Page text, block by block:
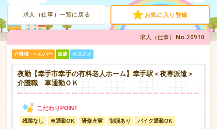
人材派遣サービス
転職支援サービス
登録から就業まで
お問い合わせ
求人（仕事）一覧に戻る お気に入り登録
求人（仕事） No.20910
介護職・ヘルパー 派遣 オススメ
夜勤【幸手市幸手の有料老人ホーム】幸手駅＜夜専派遣＞
介護職 車通勤ＯＫ
残業なし 車通勤OK 研修充実 制服あり バイク通勤OK